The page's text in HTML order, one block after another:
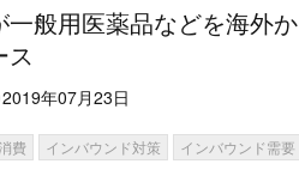
一般用医薬品などを海外
ス
2019年07月23日
費 インバウンド対策 インバウンド需要